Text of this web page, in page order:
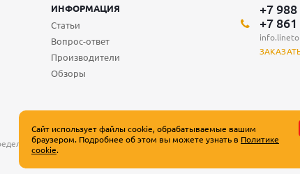
ИНФОРМАЦИЯ
Статьи
Вопрос-ответ
Производители
Обзоры
+7
+7
положениями Статьи 437 Гражданского кодекса Российской
Сайт использует файлы cookie, обрабатываемые вашим
браузером. Подробнее об этом вы можете узнать в Политике
cookie.